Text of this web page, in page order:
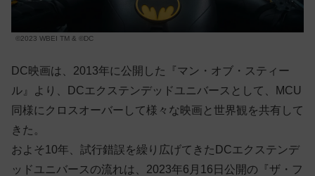
©2023 WBEI TM & ©DC
DC映画は、2013年に公開した『マン・オブ・スティー
ル』より、DCエクステンデッドユニバースとして、MCU
同様にクロスオーバーして様々な映画と世界観を共有して
きた。
およそ10年、試行錯誤を繰り広げてきたDCエクステンデ
ッドユニバースの流れは、2023年6月16日公開の『ザ・フ